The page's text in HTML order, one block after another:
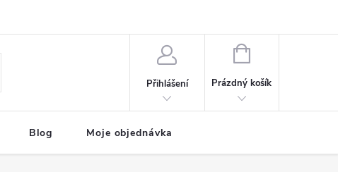
Přihlášení
NÁKUPNÍ
Prázdný košík
Blog Moje objednávka